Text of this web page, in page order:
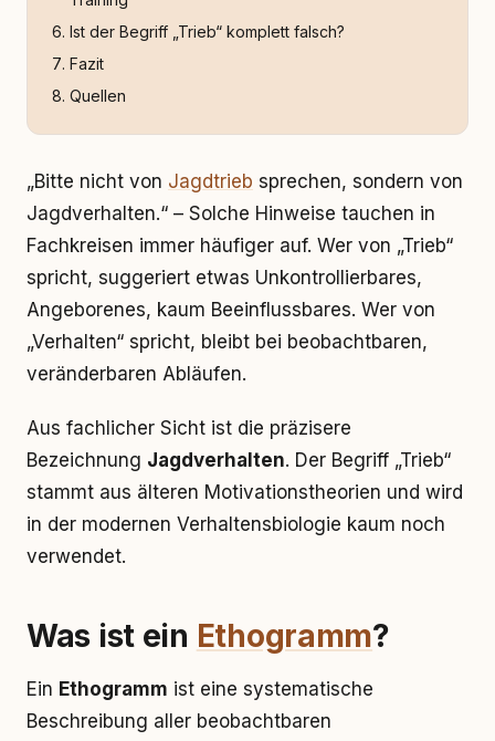
Ist der Begriff „Trieb“ komplett falsch?
Fazit
Quellen
„Bitte nicht von Jagdtrieb sprechen, sondern von
Jagdverhalten.“ – Solche Hinweise tauchen in
Fachkreisen immer häufiger auf. Wer von „Trieb“
spricht, suggeriert etwas Unkontrollierbares,
Angeborenes, kaum Beeinflussbares. Wer von
„Verhalten“ spricht, bleibt bei beobachtbaren,
veränderbaren Abläufen.
Aus fachlicher Sicht ist die präzisere
Bezeichnung Jagdverhalten. Der Begriff „Trieb“
stammt aus älteren Motivationstheorien und wird
in der modernen Verhaltensbiologie kaum noch
verwendet.
Was ist ein Ethogramm?
Ein Ethogramm ist eine systematische
Beschreibung aller beobachtbaren